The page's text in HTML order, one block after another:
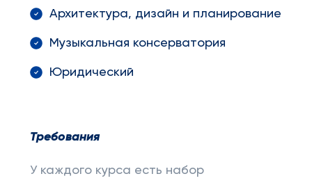
Архитектура, дизайн и планирование
Музыкальная консерватория
Юридический
Требования
У каждого курса есть набор